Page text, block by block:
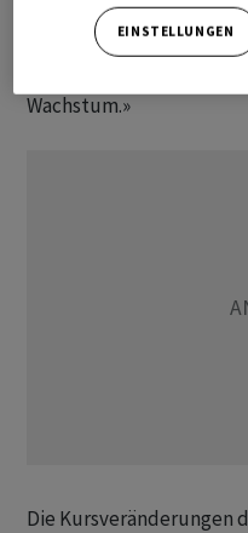
Fondsgesellschaft Union
Halbjahr wird ein
Wachstum.»
Die Kursveränderungen
EINSTELLUNGEN